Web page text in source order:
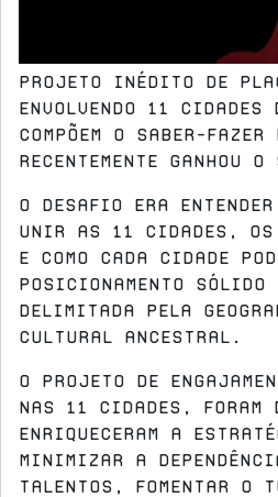
Projeto inédito de
envolvendo 11
compõem o saber-
recentemente ganhou
O desafio era
unir as 11 cidades,
e como cada cidade
posicionamento sólido
delimitada pela
cultural ancestral.
O projeto de
nas 11 cidades, foram
enriqueceram a
minimizar a
talentos, fomentar o